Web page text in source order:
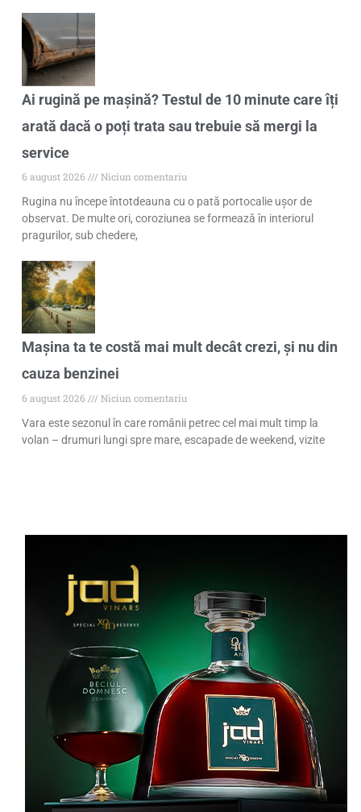
Ai rugină pe mașină? Testul de 10 minute care îți
arată dacă o poți trata sau trebuie să mergi la
service
6 august 2026
Niciun comentariu
Rugina nu începe întotdeauna cu o pată portocalie ușor de
observat. De multe ori, coroziunea se formează în interiorul
pragurilor, sub chedere,
Mașina ta te costă mai mult decât crezi, și nu din
cauza benzinei
6 august 2026
Niciun comentariu
Vara este sezonul în care românii petrec cel mai mult timp la
volan – drumuri lungi spre mare, escapade de weekend, vizite